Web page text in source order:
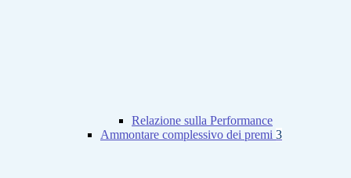
Relazione sulla Performance
Ammontare complessivo dei premi 3